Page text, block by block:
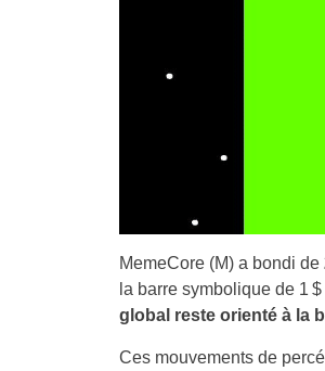
MemeCore (M) a bondi de
la barre symbolique de 1
global reste orienté à la
Ces mouvements de